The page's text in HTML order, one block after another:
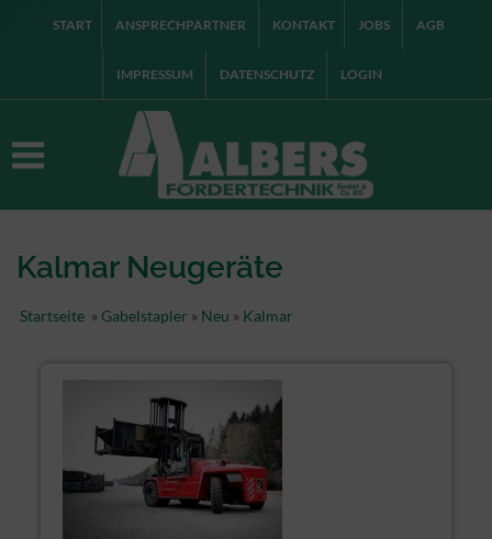
START ANSPRECHPARTNER KONTAKT JOBS AGB
IMPRESSUM DATENSCHUTZ LOGIN
Kalmar Neugeräte
Startseite » Gabelstapler » Neu » Kalmar